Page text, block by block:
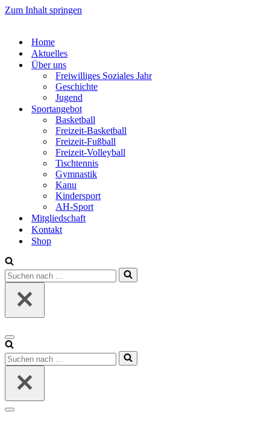
Zum Inhalt springen
Home
Aktuelles
Über uns
Freiwilliges Soziales Jahr
Geschichte
Jugend
Sportangebot
Basketball
Freizeit-Basketball
Freizeit-Fußball
Freizeit-Volleyball
Tischtennis
Gymnastik
Kanu
Kindersport
AH-Sport
Mitgliedschaft
Kontakt
Shop
Suchen
nach …
Navigationsmenü
Suchen
nach …
Navigationsmenü